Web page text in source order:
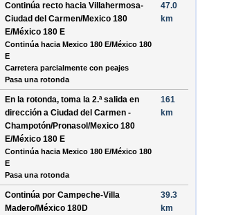
Continúa recto hacia Villahermosa-
Ciudad del Carmen/Mexico 180
E/México 180 E
Continúa hacia Mexico 180 E/México 180
E
Carretera parcialmente con peajes
Pasa una rotonda
47.0
km
En la rotonda, toma la 2.ªsalida en
dirección a Ciudad del Carmen -
Champotón/Pronasol/Mexico 180
E/México 180 E
Continúa hacia Mexico 180 E/México 180
E
Pasa una rotonda
161
km
Continúa por Campeche-Villa
Madero/México 180D
39.3
km